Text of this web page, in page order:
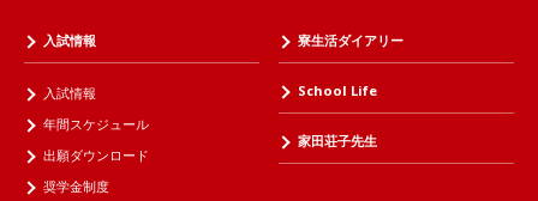
入試情報
入試情報
年間スケジュール
出願ダウンロード
奨学金制度
寮生活ダイアリー
School Life
家田荘子先生